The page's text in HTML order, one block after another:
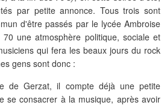
par petite annonce. Tous trois sont
d'être passés par le lycée Ambroise
une atmosphère politique, sociale et
qui fera les beaux jours du rock
gens sont donc :
de Gerzat, il compte déjà une petite
se consacrer à la musique, après avoir